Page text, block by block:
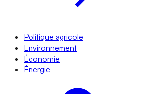
Politique agricole
Environnement
Économie
Énergie